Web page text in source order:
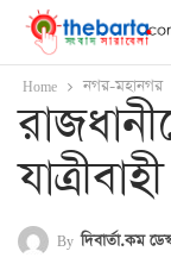
Home নগর-মহানগর
By দিবার্তা.কম